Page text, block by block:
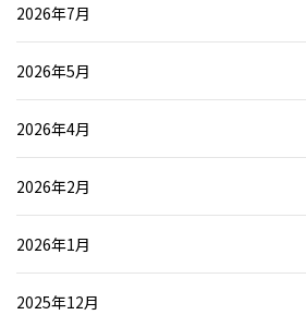
2026年7月
2026年5月
2026年4月
2026年2月
2026年1月
2025年12月